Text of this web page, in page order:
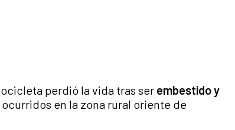
perdió la vida tras ser embestido y
ocurridos en la zona rural oriente de